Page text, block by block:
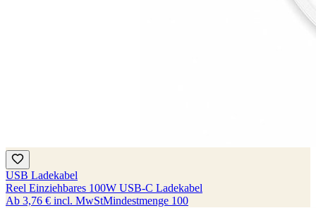
USB Ladekabel
Reel Einziehbares 100W USB-C Ladekabel
Ab 3,76 € incl. MwStMindestmenge 100